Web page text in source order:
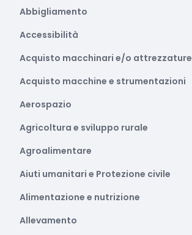
Abbigliamento
Accessibilità
Acquisto macchinari e/o attrezzature
Acquisto macchine e strumentazioni
Aerospazio
Agricoltura e sviluppo rurale
Agroalimentare
Aiuti umanitari e Protezione civile
Alimentazione e nutrizione
Allevamento